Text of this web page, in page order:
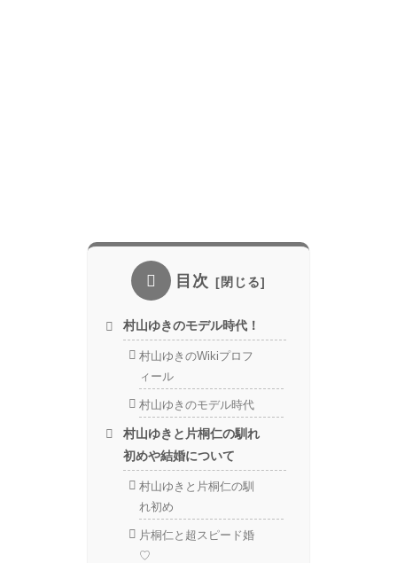
目次
村山ゆきのモデル時代！
村山ゆきのWikiプロフ
ィール
村山ゆきのモデル時代
村山ゆきと片桐仁の馴れ
初めや結婚について
村山ゆきと片桐仁の馴
れ初め
片桐仁と超スピード婚
♡